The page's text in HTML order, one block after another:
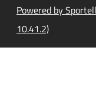
Powered by
10.41.2)